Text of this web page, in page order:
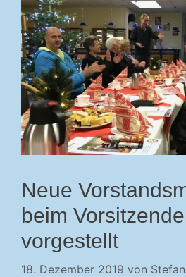
Neue
beim
vorgestellt
18. Dezember 2019 von